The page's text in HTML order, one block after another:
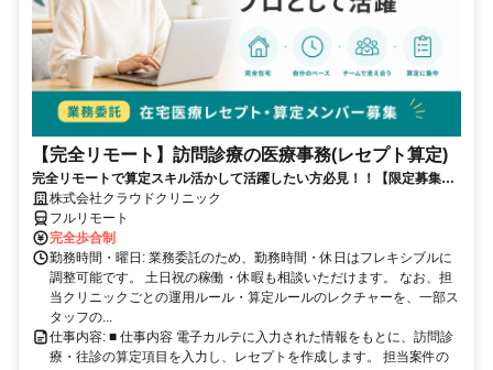
【完全リモート】訪問診療の医療事務(レセプト算定)
完全リモートで算定スキル活かして活躍したい方必見！！【限定募集】
完全リモート｜在宅医療レセプト算定（成果報酬型／業務委託）
株式会社クラウドクリニック
フルリモート
完全歩合制
勤務時間・曜日: 業務委託のため、勤務時間・休日はフレキシブルに
調整可能です。 土日祝の稼働・休暇も相談いただけます。 なお、担
当クリニックごとの運用ルール・算定ルールのレクチャーを、一部ス
タッフの...
仕事内容: ■ 仕事内容 電子カルテに入力された情報をもとに、訪問診
療・往診の算定項目を入力し、レセプトを作成します。 担当案件の